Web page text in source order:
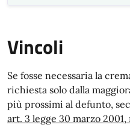
Vincoli
Se fosse necessaria la
richiesta solo dalla
più prossimi al defunto,
art. 3 legge 30 marzo 2001,